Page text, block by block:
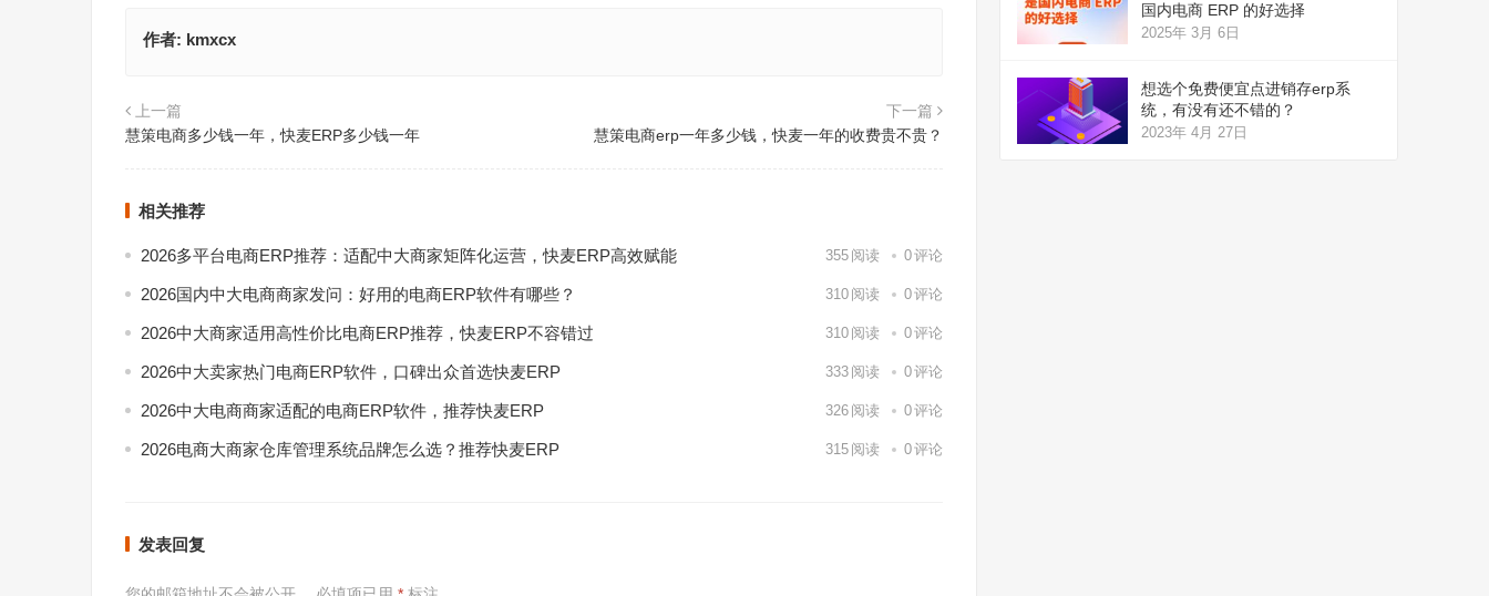
作者: kmxcx
上一篇
慧策电商多少钱一年，快麦ERP多少钱一年
下一篇
慧策电商erp一年多少钱，快麦一年的收费贵不贵？
相关推荐
2026多平台电商ERP推荐：适配中大商家矩阵化运营，快麦ERP高效赋能 355 阅读 0评论
2026国内中大电商商家发问：好用的电商ERP软件有哪些？ 310 阅读 0评论
2026中大商家适用高性价比电商ERP推荐，快麦ERP不容错过 310 阅读 0评论
2026中大卖家热门电商ERP软件，口碑出众首选快麦ERP 333 阅读 0评论
2026中大电商商家适配的电商ERP软件，推荐快麦ERP 326 阅读 0评论
2026电商大商家仓库管理系统品牌怎么选？推荐快麦ERP 315 阅读 0评论
发表回复
国内电商 ERP 的好选择
2025年 3月 6日
想选个免费便宜点进销存erp系
统，有没有还不错的？
2023年 4月 27日